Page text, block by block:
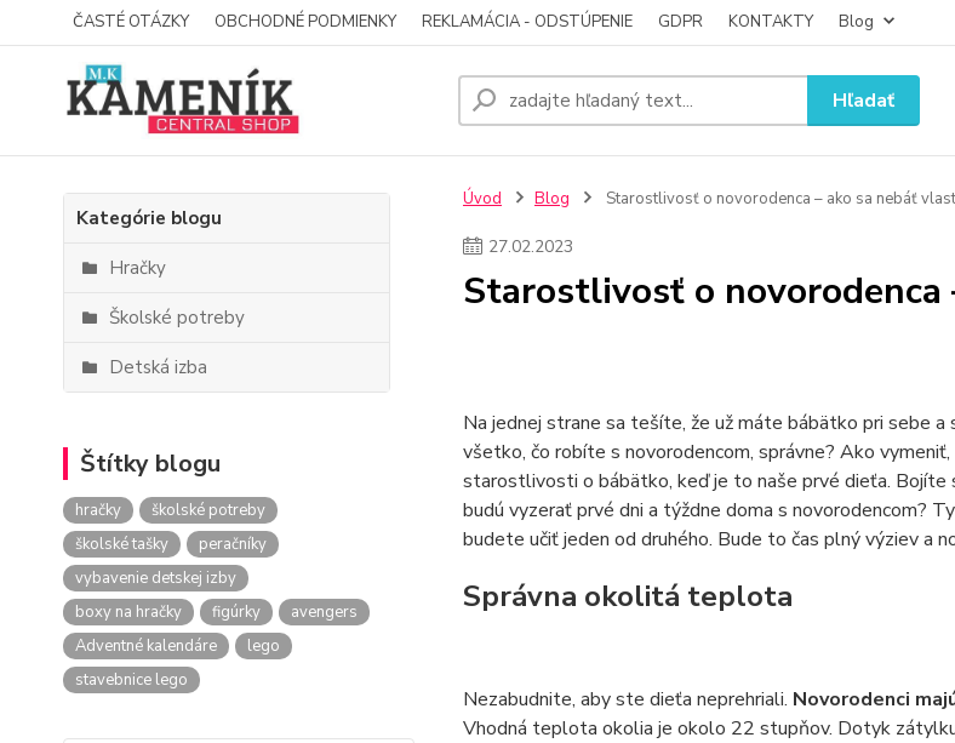
ČASTÉ OTÁZKY OBCHODNÉ PODMIENKY REKLAMÁCIA - ODSTÚPENIE GDPR KONTAKTY Blog
Hľadať
Kategórie blogu
Hračky
Školské potreby
Detská izba
Štítky blogu
hračky
školské potreby
školské tašky
peračníky
vybavenie detskej izby
boxy na hračky
figúrky
avengers
Adventné kalendáre
lego
stavebnice lego
Úvod Blog Starostlivosť o novorodenca – ako sa nebáť
27.02.2023
Starostlivosť o
Na jednej strane sa tešíte, že už máte bábätko pri sebe
všetko, čo robíte s novorodencom, správne? Ako
starostlivosti o bábätko, keď je to naše prvé dieťa. Bojíte
budú vyzerať prvé dni a týždne doma s novorodencom?
budete učiť jeden od druhého. Bude to čas plný výziev a
Správna okolitá teplota
Nezabudnite, aby ste dieťa neprehriali. Novorodenci
Vhodná teplota okolia je okolo 22 stupňov. Dotyk